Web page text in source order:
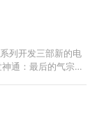
列开发三部新的电
通：最后的气宗》